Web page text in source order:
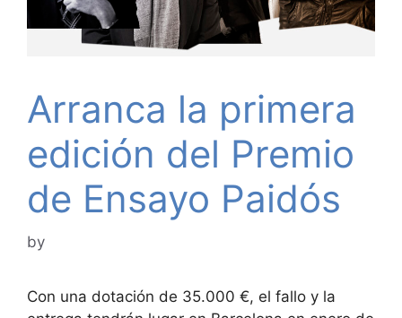
Arranca la primera
edición del Premio
de Ensayo Paidós
by
Con una dotación de 35.000 €, el fallo y la